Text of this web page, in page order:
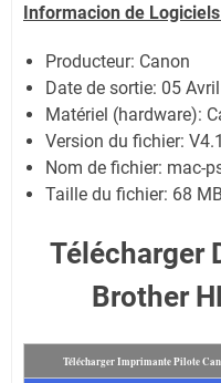
Informacion de
Producteur: Canon
Date de sortie: 05
Matériel (hardware):
Version du fichier:
Nom de fichier: mac-
Taille du fichier: 68 MB
Télécharger
Brother
Télécharger Imprimante Pilote